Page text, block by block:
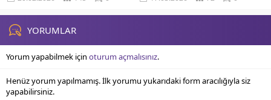
Katkısı Depolama Birimlerinin
Önemi Ve Yönetimi Sistem
Yavaşlığının...
Sanal Gerçeklik Gözlüklerinin
Ergonomisi Ve Konforu Vr
YORUMLAR
Yorum yapabilmek için oturum açmalısınız.
Henüz yorum yapılmamış. İlk yorumu yukarıdaki form aracılığıyla siz
yapabilirsiniz.